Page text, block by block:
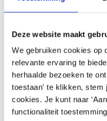
Deze website maakt
We gebruiken cookies op
relevante ervaring te
herhaalde bezoeken te
toestaan' te klikken, stem
cookies. Je kunt naar
functionaliteit
Meeuwsen, Laetitia
orkest samengewerkt.
Agenda vrije tijd